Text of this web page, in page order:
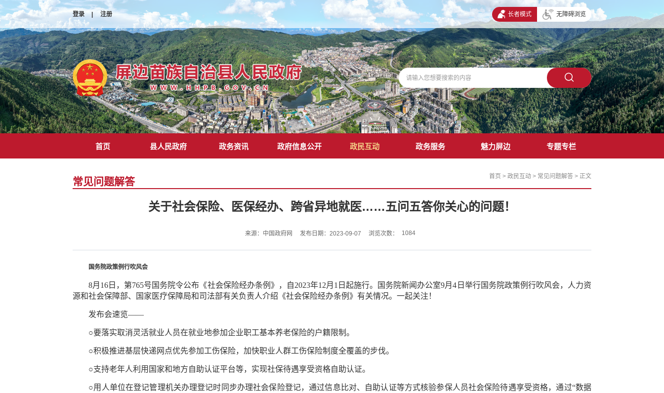
登录 | 注册 长者模式 无障碍浏览
首页 县人民政府 政务资讯 政府信息公开 政民互动 政务服务 魅力屏边 专题专栏
常见问题解答 首页 > 政民互动 > 常见问题解答 > 正文
关于社会保险、医保经办、跨省异地就医……五问五答你关心的问题！
来源：中国政府网 发布日期：2023-09-07 浏览次数： 1084
国务院政策例行吹风会
8月16日，第765号国务院令公布《社会保险经办条例》，自2023年12月1日起施行。国务院新闻办公室9月4日举行国务院政策例行吹风会，人力资
源和社会保障部、国家医疗保障局和司法部有关负责人介绍《社会保险经办条例》有关情况。一起关注！
发布会速览——
○要落实取消灵活就业人员在就业地参加企业职工基本养老保险的户籍限制。
○积极推进基层快递网点优先参加工伤保险，加快职业人群工伤保险制度全覆盖的步伐。
○支持老年人利用国家和地方自助认证平台等，实现社保待遇享受资格自助认证。
○用人单位在登记管理机关办理登记时同步办理社会保险登记，通过信息比对、自助认证等方式核验参保人员社会保险待遇享受资格，通过“数据